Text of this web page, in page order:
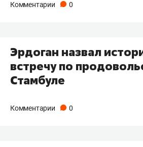
Комментарии 0
Эрдоган назвал
встречу по
Стамбуле
Комментарии 0